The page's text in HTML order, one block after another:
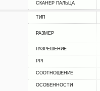
СКАНЕР ПАЛЬЦА
ТИП
РАЗМЕР
РАЗРЕШЕНИЕ
PPI
СООТНОШЕНИЕ
ОСОБЕННОСТИ